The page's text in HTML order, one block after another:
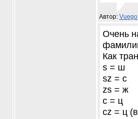
Автор: Vuego
Очень
Как
s = ш
sz = с
zs = ж
c = ц
cz = ц